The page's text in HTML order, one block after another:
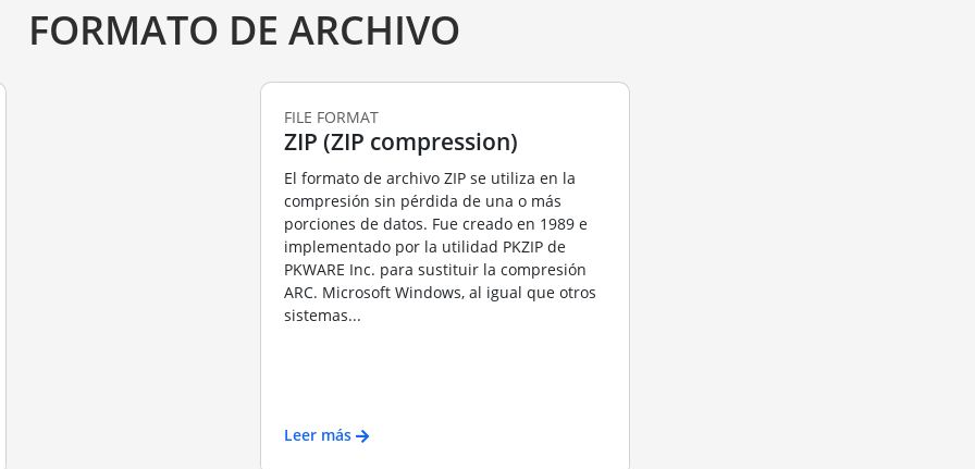
FORMATO DE ARCHIVO
FILE FORMAT
ZIP (ZIP compression)
El formato de archivo ZIP se utiliza en la
compresión sin pérdida de una o más
porciones de datos. Fue creado en 1989 e
implementado por la utilidad PKZIP de
PKWARE Inc. para sustituir la compresión
ARC. Microsoft Windows, al igual que otros
sistemas...
Leer más